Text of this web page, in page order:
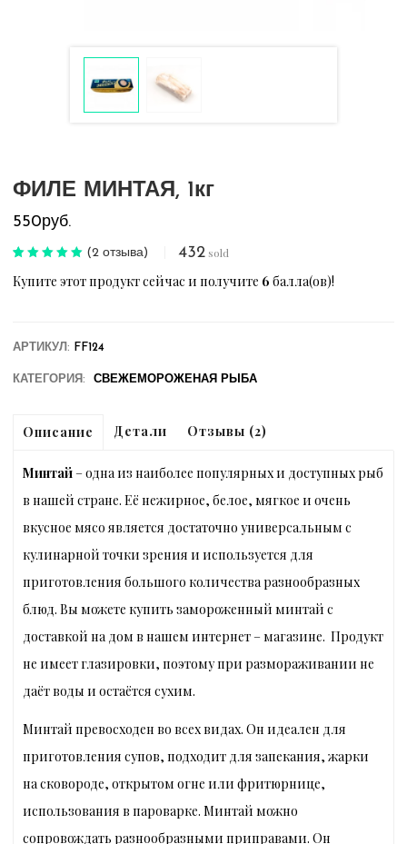
ФИЛЕ МИНТАЯ, 1кг
550руб.
из 5 на
(2 отзыва) 432 sold
Купите этот продукт сейчас и получите 6балла(ов)!
АРТИКУЛ: FF124
КАТЕГОРИЯ: СВЕЖЕМОРОЖЕНАЯ РЫБА
Описание Детали Отзывы (2)
Минтай– одна из наиболее популярных и доступных рыб
в нашей стране. Её нежирное, белое, мягкое и очень
вкусное мясо является достаточно универсальным с
кулинарной точки зрения и используется для
приготовления большого количества разнообразных
блюд. Вы можете купить замороженный минтай с
доставкой на дом в нашем интернет – магазине. Продукт
не имеет глазировки, поэтому при размораживании не
даёт воды и остаётся сухим.
Минтай превосходен во всех видах. Он идеален для
приготовления супов, подходит для запекания, жарки
на сковороде, открытом огне или фритюрнице,
использования в пароварке. Минтай можно
сопровождать разнообразными приправами. Он